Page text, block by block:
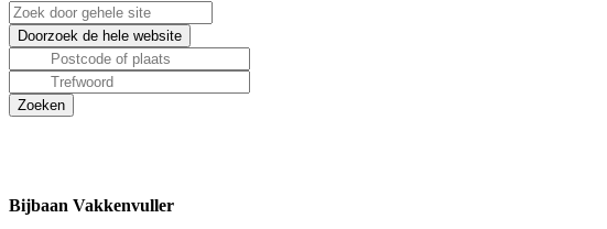
Bijbaan Vakkenvuller